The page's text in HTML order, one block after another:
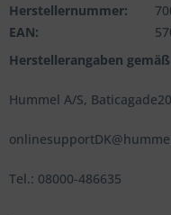
Herstellernummer:
EAN:
Herstellerangaben gemäß
Hummel A/S,
Tel.: 08000-486635